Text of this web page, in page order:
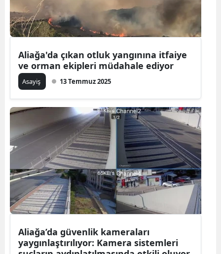
Aliağa'da çıkan otluk yangınına itfaiye
ve orman ekipleri müdahale ediyor
Asayiş 13 Temmuz 2025
Aliağa’da güvenlik kameraları
yaygınlaştırılıyor: Kamera sistemleri